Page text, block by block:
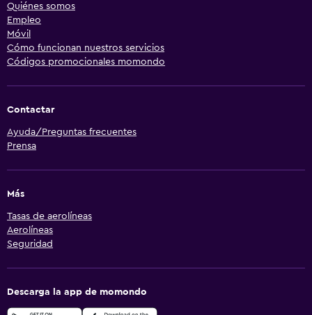
Quiénes somos
Empleo
Móvil
Cómo funcionan nuestros servicios
Códigos promocionales momondo
Contactar
Ayuda/Preguntas frecuentes
Prensa
Más
Tasas de aerolíneas
Aerolíneas
Seguridad
Descarga la app de momondo